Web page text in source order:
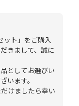
ット」をご購入
きまして、誠に
としてお選びい
います。
けましたら幸い